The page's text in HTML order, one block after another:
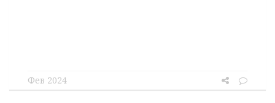
Фев 2024